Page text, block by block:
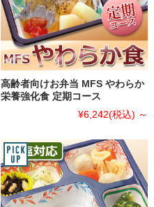
高齢者向けお弁当 MFS やわらか
栄養強化食 定期コース
¥6,242(税込) ～